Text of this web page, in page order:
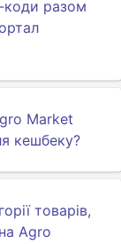
разом
Market
кешбеку?
товарів,
Agro